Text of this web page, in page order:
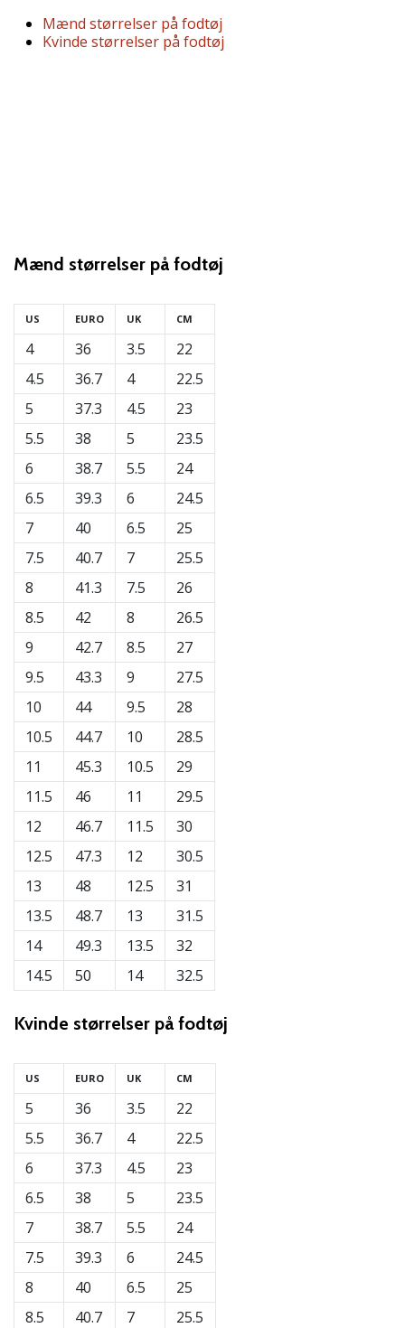
Weplayvolleyball
ambassadør
os
sammen.
11. 8. 2022
•
2 min. Læsning
Weplayvolleyball
affiliate
program
Har
du
din
egen
hjemmeside,
blog,
administrerer
du
en
Facebook-
side
eller
diskussionsforum?
Lad
dem
tjene.
Bliv
en
del…
Vis alle
artikler
Mænd størrelser på fodtøj
Kvinde størrelser på fodtøj
Mænd størrelser på fodtøj
US
4
4.5
5
5.5
6
6.5
7
7.5
8
8.5
9
9.5
10
10.5
11
11.5
12
12.5
13
13.5
14
14.5
EURO
36
36.7
37.3
38
38.7
39.3
40
40.7
41.3
42
42.7
43.3
44
44.7
45.3
46
46.7
47.3
48
48.7
49.3
50
UK
3.5
4
4.5
5
5.5
6
6.5
7
7.5
8
8.5
9
9.5
10
10.5
11
11.5
12
12.5
13
13.5
14
CM
22
22.5
23
23.5
24
24.5
25
25.5
26
26.5
27
27.5
28
28.5
29
29.5
30
30.5
31
31.5
32
32.5
Kvinde størrelser på fodtøj
US
5
5.5
6
6.5
7
7.5
8
8.5
EURO
36
36.7
37.3
38
38.7
39.3
40
40.7
UK
3.5
4
4.5
5
5.5
6
6.5
7
CM
22
22.5
23
23.5
24
24.5
25
25.5